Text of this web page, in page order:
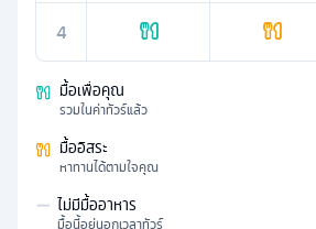
4
มื้อเพื่อคุณ
รวมในค่าทัวร์แล้ว
มื้ออิสระ
หาทานได้ตามใจคุณ
— ไม่มีมื้ออาหาร
มื้อนี้อยู่นอกเวลาทัวร์